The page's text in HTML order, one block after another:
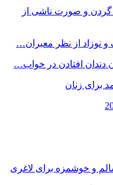
گردن و صورت ناشی از